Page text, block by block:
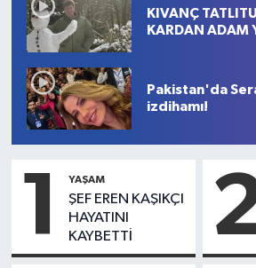
KIVANÇ
KARDAN ADAM
Pakistan'da
izdihamı!
1 YAŞAM
ŞEF EREN KAŞIKÇI
HAYATINI
KAYBETTİ